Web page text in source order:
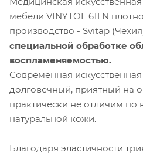
мебели VINYTOL 611 N
производство - Svitap
специальной обработке
воспламеняемостью.
Современная
долговечный, приятный на
практически не отличим по
натуральной кожи.
Благодаря эластичности